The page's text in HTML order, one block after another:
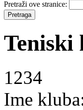
Pretraži ove stranice:
Teniski
1234
Ime